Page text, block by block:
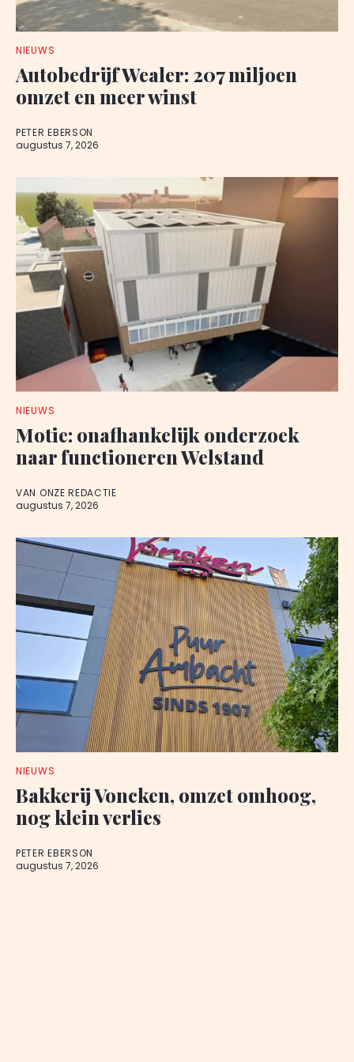
NIEUWS
Autobedrijf Wealer: 207 miljoen
omzet en meer winst
PETER EBERSON
augustus 7, 2026
NIEUWS
Motie: onafhankelijk onderzoek
naar functioneren Welstand
VAN ONZE REDACTIE
augustus 7, 2026
NIEUWS
Bakkerij Voncken, omzet omhoog,
nog klein verlies
PETER EBERSON
augustus 7, 2026